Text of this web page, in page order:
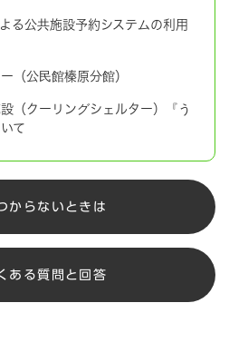
る公共施設予約システムの利用
（公民館榛原分館）
（クーリングシェルター）『う
て
からないときは
ある質問と回答